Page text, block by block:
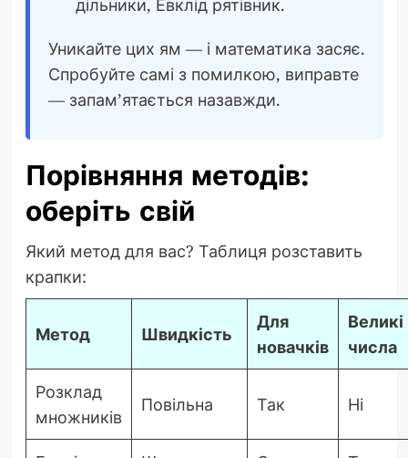
дільники, Евклід рятівник.
Уникайте цих ям — і математика засяє.
Спробуйте самі з помилкою, виправте
— запам’ятається назавжди.
Порівняння методів:
оберіть свій
Який метод для вас? Таблиця розставить
крапки:
Метод Швидкість
Для
новачків
Великі
числа
Розклад
множників
Повільна Так Ні